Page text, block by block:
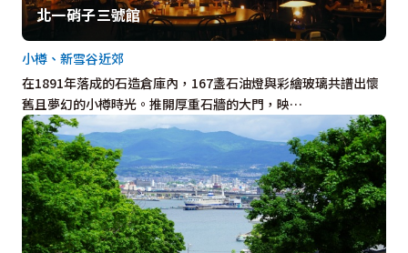
北一硝子三號館
在1891年落成的石造倉庫內，167盞石油燈與彩繪玻璃共譜出懷
舊且夢幻的小樽時光。推開厚重石牆的大門，映…
小樽、新雪谷近郊